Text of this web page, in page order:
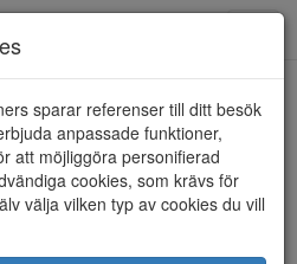
sparar referenser till ditt besök
anpassade funktioner,
att möjliggöra personifierad
cookies, som krävs för
välja vilken typ av cookies du vill